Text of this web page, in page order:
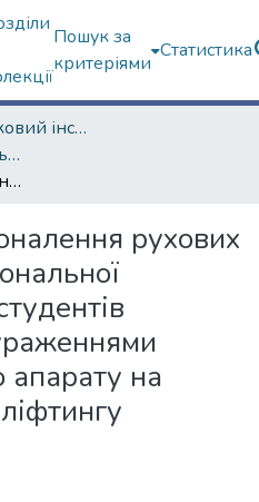
Пошук за
критеріями
Статистика
Навчально-науковий інститут філософії, культурології, політології
Наукові роботи. Навчально-науковий інститут філософії, культурології, політології
Методика удосконалення рухових якостей і функціональної підготовленості студентів університетів з ураженнями опорно-рухового апарату на заняттях з пауерліфтингу
рухових
апарату на